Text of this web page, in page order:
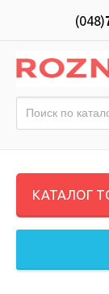
(048)
КАТАЛОГ